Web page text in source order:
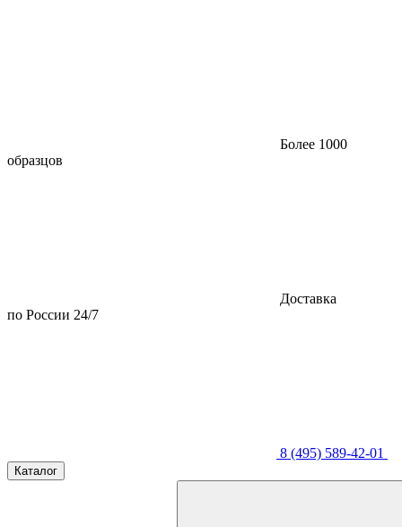
Более 1000
образцов
Доставка
по России 24/7
8 (495) 589-42-01
Каталог